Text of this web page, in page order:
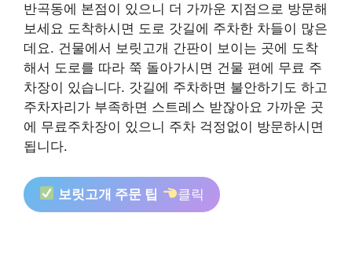
반곡동에 본점이 있으니 더 가까운 지점으로 방문해
보세요 도착하시면 도로 갓길에 주차한 차들이 많은
데요. 건물에서 보릿고개 간판이 보이는 곳에 도착
해서 도로를 따라 쭉 돌아가시면 건물 편에 무료 주
차장이 있습니다. 갓길에 주차하면 불안하기도 하고
주차자리가 부족하면 스트레스 받잖아요 가까운 곳
에 무료주차장이 있으니 주차 걱정없이 방문하시면
됩니다.
보릿고개 주문 팁 클릭